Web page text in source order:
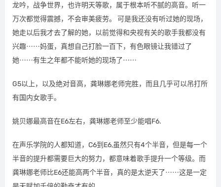
龙吟，战争世界，也许明天等歌，属于根本听不腻的高音。听一
万次都觉得震撼，不会审美疲劳。 可是我还没有听过她的现场，
她走以后我才去了解的她，以前觉得和央视有关的歌手我都没有
兴趣⋯⋯妈蛋，真想自己打脸一百下，有色眼镜让我错过了
她⋯⋯有生之年都不能听她的现场了⋯⋯
G5以上，以及绝对音高，龚琳娜老师完胜，而且几乎可以吊打所
有国内女歌手。
姚贝娜最高音在E6左右，龚琳娜老师至少能唱F6.
在声乐学院的人都知道，C6到E6,虽然只有4个半音，但是每一个
半音的提升都需要巨大的努力，都意味着歌手提升一个等级。而
龚琳娜老师比E6还能高两个半音，真的是太逆天了⋯⋯这是一定